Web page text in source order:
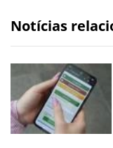
Notícias